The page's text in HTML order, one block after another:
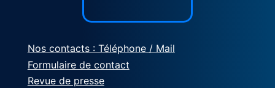
Nos contacts : Téléphone / Mail
Formulaire de contact
Revue de presse